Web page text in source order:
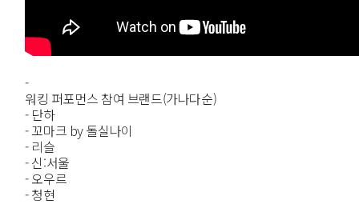
-
워킹 퍼포먼스 참여 브랜드(가나다순)
- 단하
- 꼬마크 by 돌실나이
- 리슬
- 신:서울
- 오우르
- 청현